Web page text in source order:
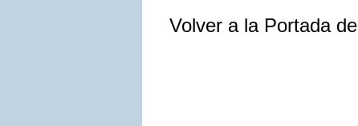
Volver a la Portada de